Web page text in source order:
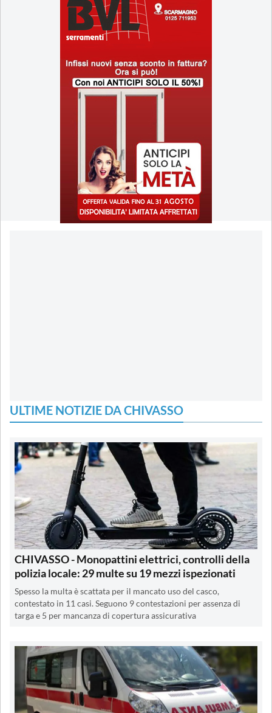
ULTIME NOTIZIE DA CHIVASSO
CHIVASSO - Monopattini elettrici, controlli della
polizia locale: 29 multe su 19 mezzi ispezionati
Spesso la multa è scattata per il mancato uso del casco,
contestato in 11 casi. Seguono 9 contestazioni per assenza di
targa e 5 per mancanza di copertura assicurativa